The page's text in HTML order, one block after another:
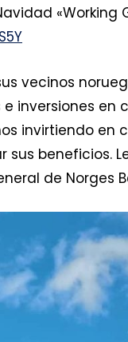
«Working
vecinos
inversiones en
invirtiendo en
beneficios.
de Norges